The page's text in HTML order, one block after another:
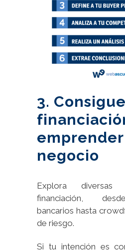
3. Consigue
negocio
Explora diversas
financiación,
bancarios hasta
de riesgo.
Si tu intención es